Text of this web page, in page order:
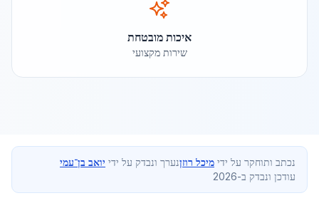
איכות מובטחת
שירות מקצועי
נכתב ותוחקר על ידי מיכל רוזןנערך ונבדק על ידי יואב בן־עמי
עודכן ונבדק ב-2026